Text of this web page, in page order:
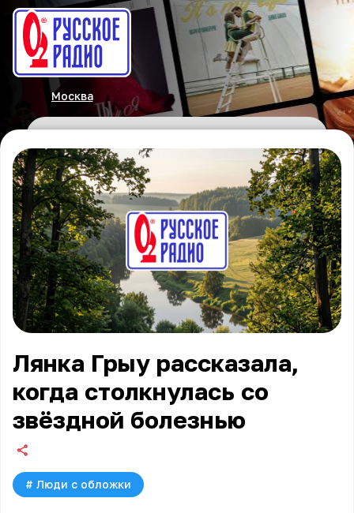
Москва
Лянка Грыу рассказала,
когда столкнулась со
звёздной болезнью
# Люди с обложки